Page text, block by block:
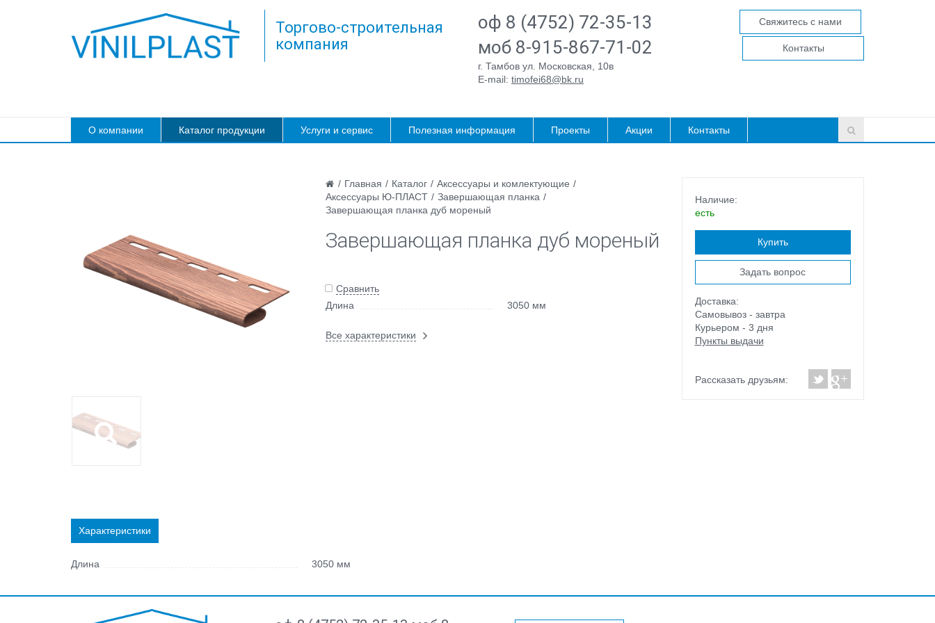
Торгово-строительная
компания
оф 8 (4752) 72-35-13
моб 8-915-867-71-02
г. Тамбов ул. Московская, 10в
E-mail: timofei68@bk.ru
Свяжитесь с нами
Контакты
О компании Каталог продукции Услуги и сервис Полезная информация Проекты Акции Контакты
/ Главная / Каталог / Аксессуары и комлектующие /
Аксессуары Ю-ПЛАСТ / Завершающая планка /
Завершающая планка дуб мореный
Завершающая планка дуб мореный
Сравнить
Длина
3050 мм
Все характеристики
Наличие:
есть
Купить
Задать вопрос
Доставка:
Самовывоз - завтра
Курьером - 3 дня
Пункты выдачи
Рассказать друзьям:
Характеристики
Длина 3050 мм